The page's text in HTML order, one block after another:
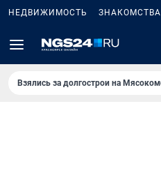
НЕДВИЖИМОСТЬ ЗНАКОМСТВА
Взялись за долгострои на